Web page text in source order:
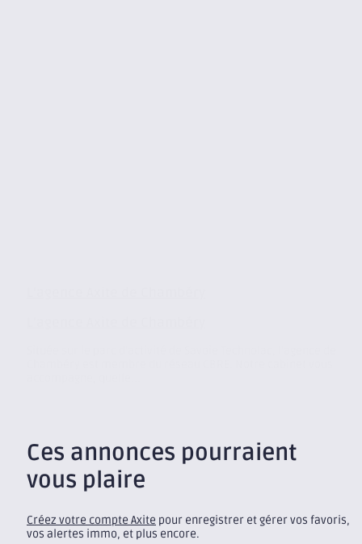
Ces annonces pourraient
vous plaire
Créez votre compte Axite pour enregistrer et gérer vos favoris,
vos alertes immo, et plus encore.